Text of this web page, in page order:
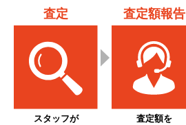
査定
スタッフが
査定額報告
査定額を